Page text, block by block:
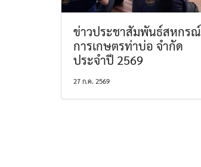
ข่าวประชาสัมพันธ์สหกรณ์
การเกษตรท่าบ่อ จำกัด
ประจำปี 2569
27 ก.ค. 2569